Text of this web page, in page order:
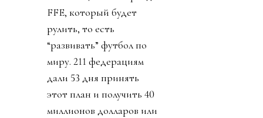
FFE, который будет
рулить, то есть
“развивать” футбол по
миру. 211 федерациям
дали 53 дня принять
этот план и получить 40
миллионов долларов или